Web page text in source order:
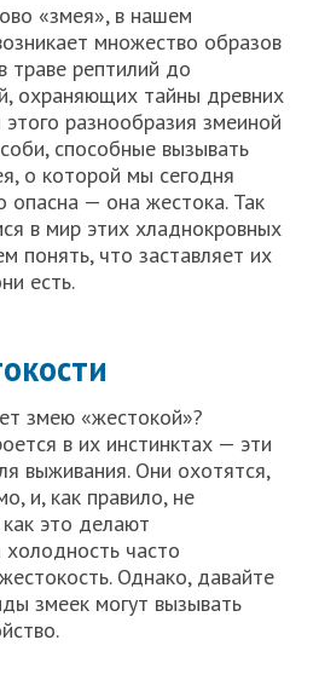
«змея», в нашем
множество образов
траве рептилий до
охраняющих тайны древних
разнообразия змеиной
способные вызывать
о которой мы сегодня
опасна — она жестока. Так
в мир этих хладнокровных
понять, что заставляет их
есть.
змею «жестокой»?
в их инстинктах — эти
выживания. Они охотятся,
и, как правило, не
это делают
часто
Однако, давайте
змеек могут вызывать